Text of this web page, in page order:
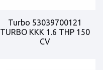
Turbo 53039700121
TURBO KKK 1.6 THP 150
CV